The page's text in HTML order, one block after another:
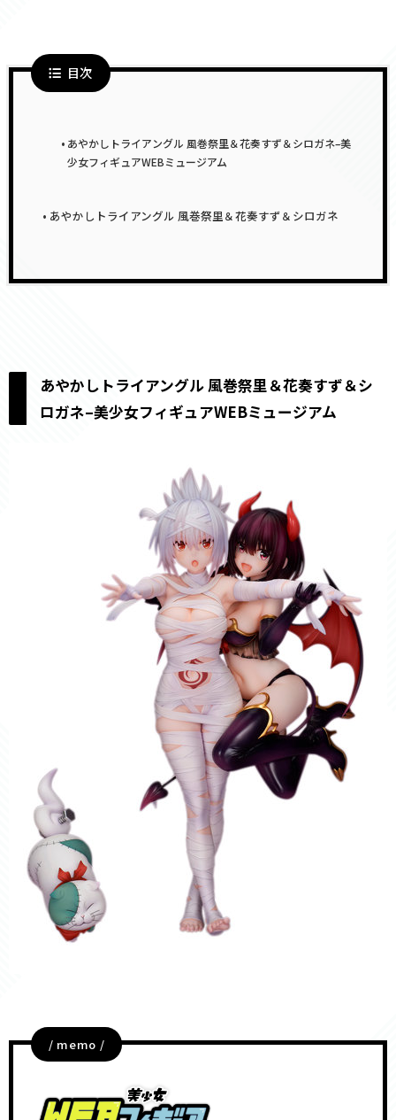
目次
あやかしトライアングル 風巻祭里＆花奏すず＆シロガネ–美
少女フィギュアWEBミュージアム
あやかしトライアングル 風巻祭里＆花奏すず＆シロガネ
あやかしトライアングル 風巻祭里＆花奏すず＆シ
ロガネ–美少女フィギュアWEBミュージアム
/ memo /